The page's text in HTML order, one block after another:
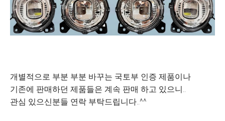
개별적으로 부분 부분 바꾸는 국토부 인증 제품이나
기존에 판매하던 제품들은 계속 판매 하고 있으니..
관심 있으신분들 연락 부탁드립니다..^^